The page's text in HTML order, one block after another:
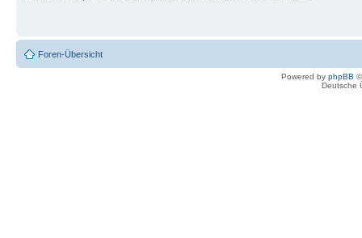
Foren-Übersicht
Powered by phpBB
Deutsche